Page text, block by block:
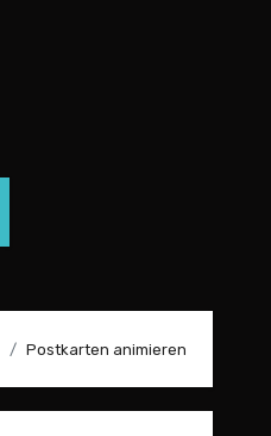
Postkarten animieren